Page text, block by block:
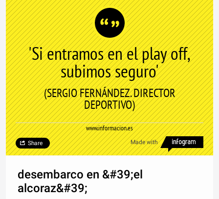
'Si entramos en el play off,
subimos seguro'
(SERGIO FERNÁNDEZ. DIRECTOR
DEPORTIVO)
www.informacion.es
Made with
Share
desembarco en &#39;el
alcoraz&#39;